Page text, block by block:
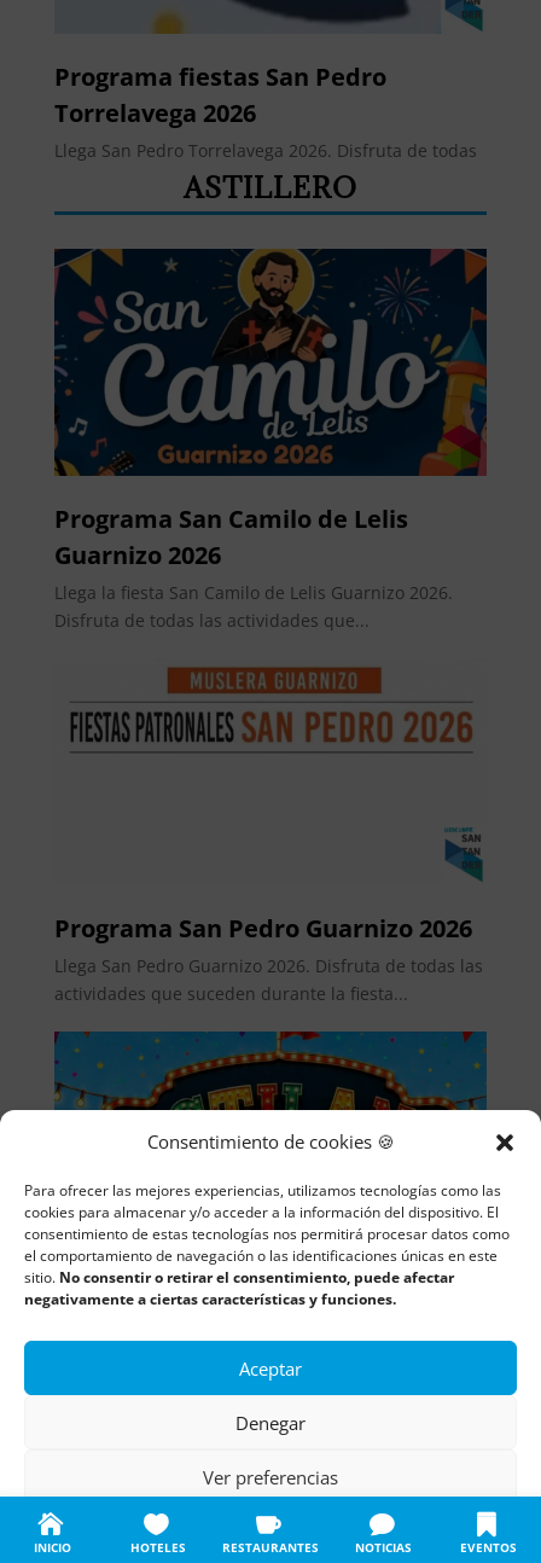
Consentimiento de cookies 🍪
Para ofrecer las mejores experiencias, utilizamos tecnologías como las
cookies para almacenar y/o acceder a la información del dispositivo. El
consentimiento de estas tecnologías nos permitirá procesar datos como
el comportamiento de navegación o las identificaciones únicas en este
sitio. No consentir o retirar el consentimiento, puede afectar
negativamente a ciertas características y funciones.
Aceptar
Denegar
Ver preferencias
Política de cookies Política de privacidad Aviso legal
INICIO HOTELES RESTAURANTES NOTICIAS EVENTOS
Programa fiestas San Pedro
Torrelavega 2026
Llega San Pedro Torrelavega 2026. Disfruta de todas
las actividades que suceden durante la fiesta...
ASTILLERO
Programa San Camilo de Lelis
Guarnizo 2026
Llega la fiesta San Camilo de Lelis Guarnizo 2026.
Disfruta de todas las actividades que...
Programa San Pedro Guarnizo 2026
Llega San Pedro Guarnizo 2026. Disfruta de todas las
actividades que suceden durante la fiesta...
Horario Astiland Recinto ferial
Astillero 2026
Llega Astiland Astillero 2026. Consulta el horario
Astiland Astillero 2026 aquí. Horario Astiland Recinto
CAMARGO